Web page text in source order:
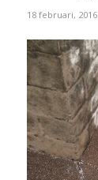
18 februari, 2016